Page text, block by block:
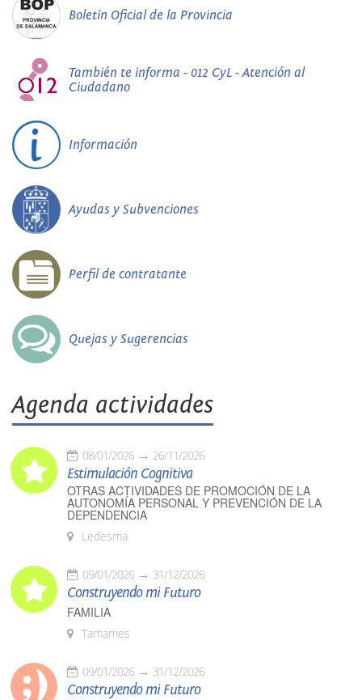
Boletín Oficial de la Provincia
También te informa - 012 CyL - Atención al
Ciudadano
Información
Ayudas y Subvenciones
Perfil de contratante
Quejas y Sugerencias
Agenda actividades
08/01/2026 26/11/2026
Estimulación Cognitiva
OTRAS ACTIVIDADES DE PROMOCIÓN DE LA
AUTONOMÍA PERSONAL Y PREVENCIÓN DE LA
DEPENDENCIA
Ledesma
09/01/2026 31/12/2026
Construyendo mi Futuro
FAMILIA
Tamames
09/01/2026 31/12/2026
Construyendo mi Futuro